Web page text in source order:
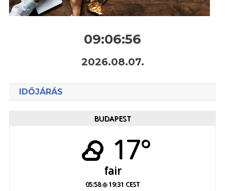
09:06:57
2026.08.07.
IDŐJÁRÁS
BUDAPEST
17°
fair
05:58 19:31 CEST